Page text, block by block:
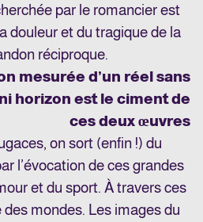
par le romancier est
douleur et du tragique de la
réciproque.
mesurée d’un réel sans
horizon est le ciment de
ces deux œuvres
on sort (enfin !) du
l’évocation de ces grandes
et du sport. À travers ces
mondes. Les images du